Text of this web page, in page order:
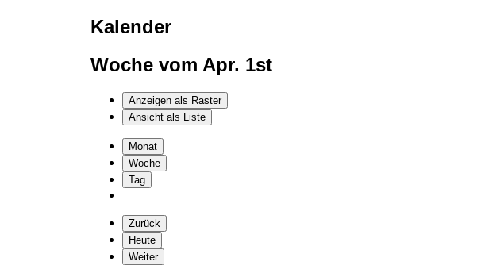
Kalender
Woche vom Apr. 1st
Anzeigen als Raster
Ansicht als Liste
Monat
Woche
Tag
Zurück
Heute
Weiter